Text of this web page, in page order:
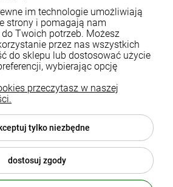
90-616 Łódź
790 727 174
sklep@eko-familia.pl
o sklepie
Suplementy diety
kategorie
Moje konto
newsletter
na zakupy.
im technologie umożliwiają
strony i pomagają nam
Twoich potrzeb. Możesz
przez nas wszystkich
do sklepu lub dostosować użycie
wybierając opcję
przeczytasz w naszej
tylko niezbędne
dostosuj zgody